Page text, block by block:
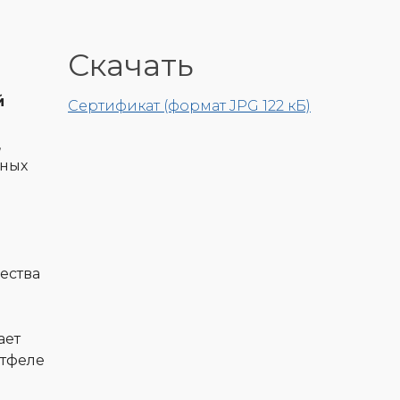
Скачать
Сертификат (формат JPG 122 кБ)